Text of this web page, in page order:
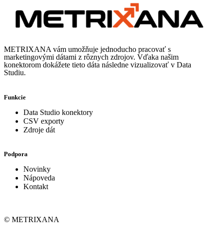
METRIXANA vám umožňuje jednoducho pracovať s
marketingovými dátami z rôznych zdrojov. Vďaka našim
konektorom dokážete tieto dáta následne vizualizovať v Data
Studiu.
Funkcie
Data Studio konektory
CSV exporty
Zdroje dát
Podpora
Novinky
Nápoveda
Kontakt
© METRIXANA